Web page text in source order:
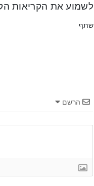
לשמוע את הקריאות
שתף
הרשם